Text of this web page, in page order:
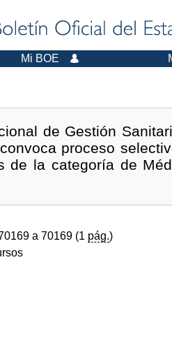
Mi BOE
de Gestión
proceso
de la categoría de
a 70169 (1 pág.)